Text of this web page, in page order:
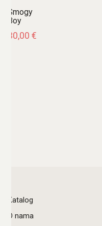
Smogy
Boy
30,00 €
Katalog
O nama